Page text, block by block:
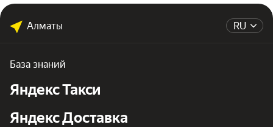
RU
Алматы
База знаний
Яндекс Такси
Яндекс Доставка